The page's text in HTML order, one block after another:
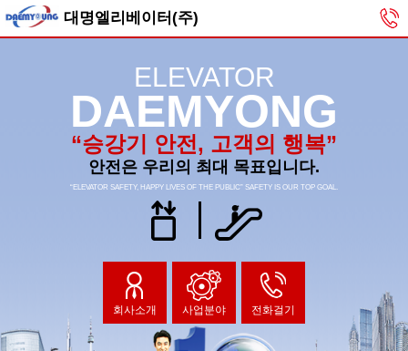
대명엘리베이터(주)
ELEVATOR
DAEMYONG
“승강기 안전, 고객의 행복”
안전은 우리의 최대 목표입니다.
“ELEVATOR SAFETY, HAPPY LIVES OF THE PUBLIC” SAFETY IS OUR TOP GOAL.
회사소개 사업분야 전화걸기